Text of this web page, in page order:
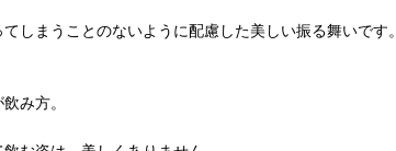
しまうことのないように配慮した美しい振る舞いです。
み方。